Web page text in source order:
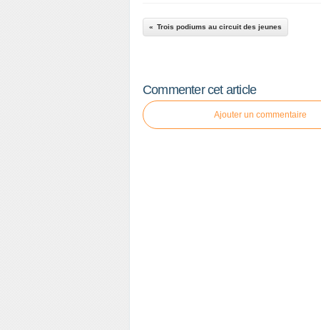
Trois podiums au circuit des jeunes
Commenter cet article
Ajouter un commentaire